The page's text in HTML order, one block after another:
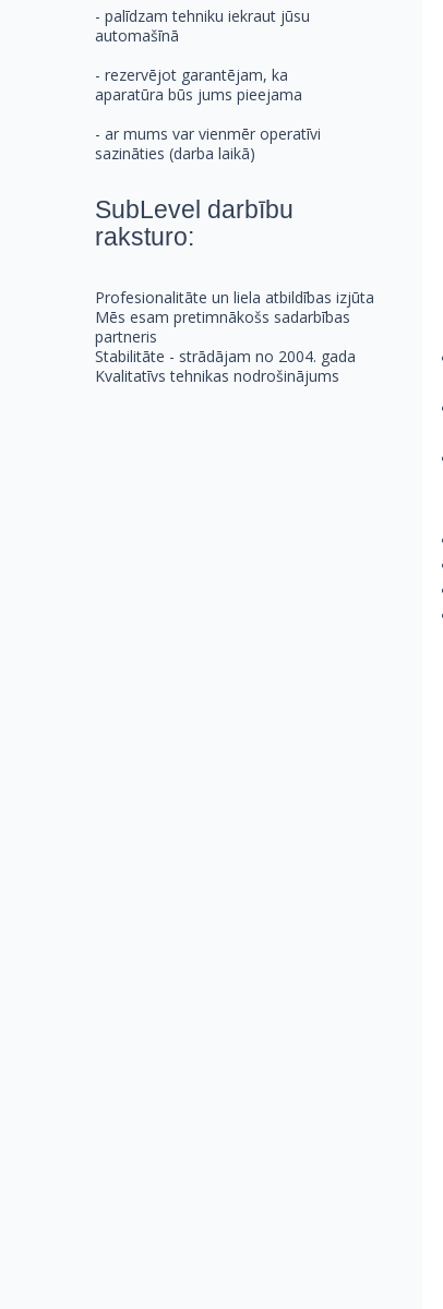
- palīdzam tehniku iekraut jūsu
automašīnā
- rezervējot garantējam, ka
aparatūra būs jums pieejama
- ar mums var vienmēr operatīvi
sazināties (darba laikā)
SubLevel darbību
raksturo:
Profesionalitāte un liela atbildības izjūta
Mēs esam pretimnākošs sadarbības
partneris
Stabilitāte - strādājam no 2004. gada
Kvalitatīvs tehnikas nodrošinājums